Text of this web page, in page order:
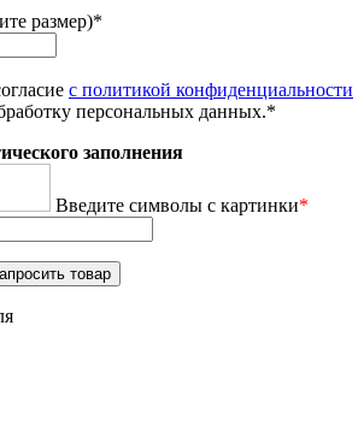
размер)*
с политикой конфиденциальности
персональных данных.*
заполнения
Введите символы с картинки*